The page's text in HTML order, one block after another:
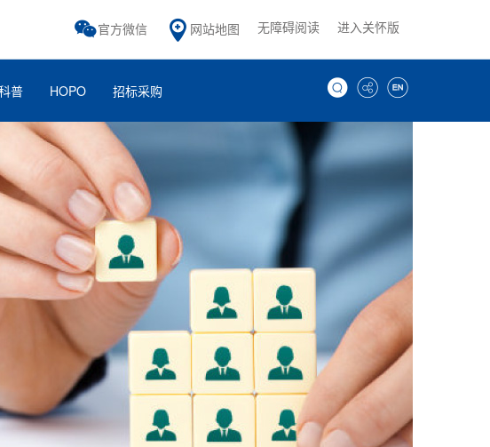
官方微信 网站地图 无障碍阅读 进入关怀版
普 HOPO 招标采购